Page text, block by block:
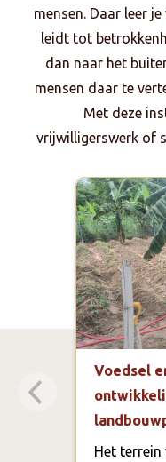
mensen. Daar leer
leidt tot
dan naar het
mensen daar te
Met deze
vrijwilligerswerk of
Voedsel
Het terrein